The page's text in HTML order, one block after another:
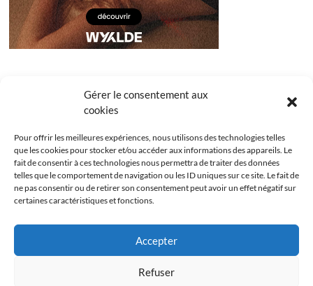
Gérer le consentement aux
cookies
Pour offrir les meilleures expériences, nous utilisons des technologies telles
que les cookies pour stocker et/ou accéder aux informations des appareils. Le
fait de consentir à ces technologies nous permettra de traiter des données
telles que le comportement de navigation ou les ID uniques sur ce site. Le fait de
ne pas consentir ou de retirer son consentement peut avoir un effet négatif sur
certaines caractéristiques et fonctions.
Accepter
Refuser
Politique de cookies (UE)